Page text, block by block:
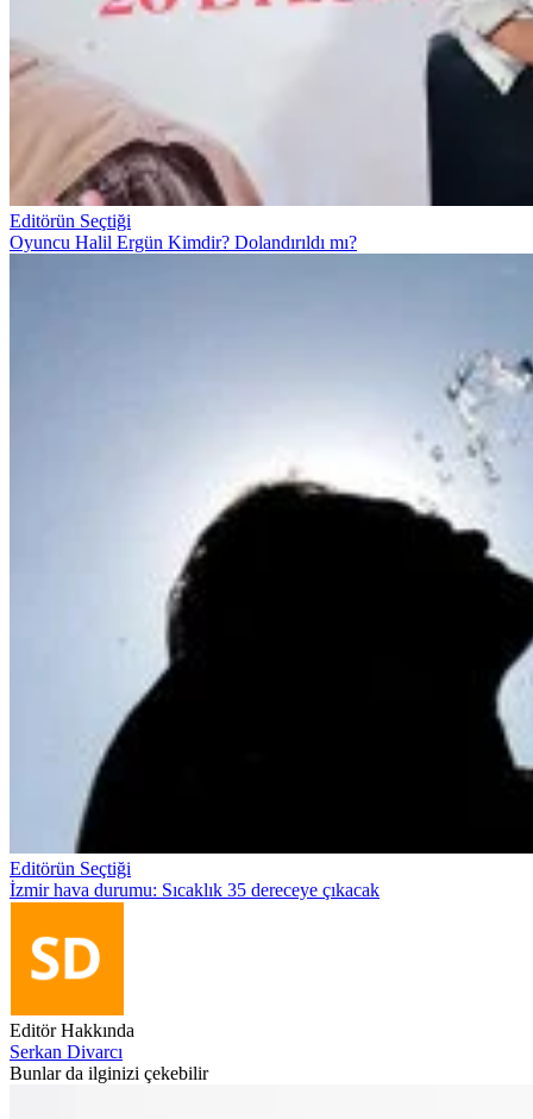
Editörün Seçtiği
Oyuncu Halil Ergün Kimdir? Dolandırıldı mı?
Editörün Seçtiği
İzmir hava durumu: Sıcaklık 35 dereceye çıkacak
Editör Hakkında
Serkan Divarcı
Bunlar da ilginizi çekebilir